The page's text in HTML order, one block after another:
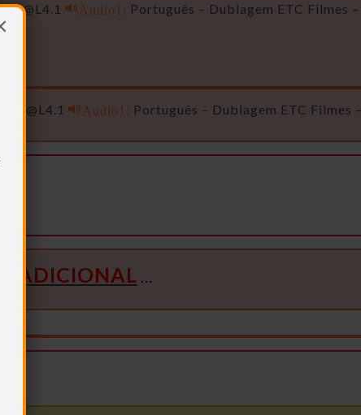
Audio1: Português – Dublagem ETC Filmes
High@L4.1 Audio1: Português – Dublagem ETC Filmes
ADICIONAL …